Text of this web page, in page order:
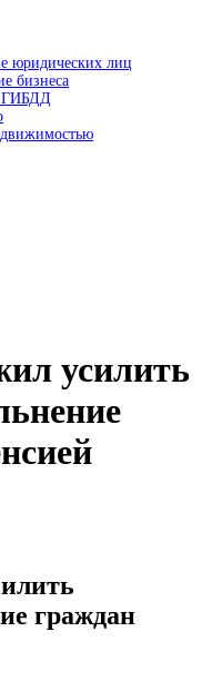
юридических лиц
бизнеса
ГИБДД
усилить
граждан